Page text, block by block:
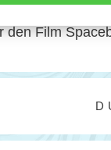
wird die
den Film